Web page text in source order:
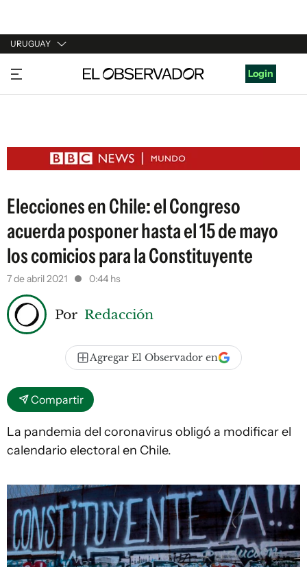
URUGUAY
URUGUAY
ARGENTINA
ESTADOS UNIDOS
Login
Elecciones en Chile: el Congreso
acuerda posponer hasta el 15 de mayo
los comicios para la Constituyente
7 de abril 2021 0:44 hs
Por Redacción
Agregar El Observador en
Compartir
La pandemia del coronavirus obligó a modificar el
calendario electoral en Chile.